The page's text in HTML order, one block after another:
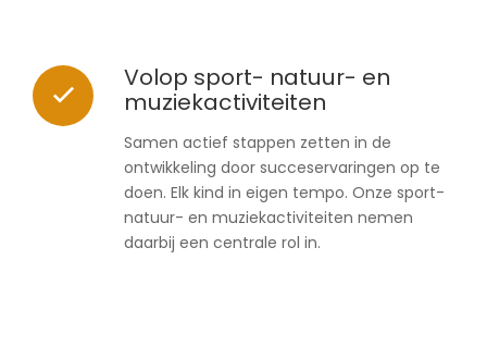
Volop sport- natuur- en
muziekactiviteiten
Samen actief stappen zetten in de
ontwikkeling door succeservaringen op te
doen. Elk kind in eigen tempo. Onze sport-
natuur- en muziekactiviteiten nemen
daarbij een centrale rol in.